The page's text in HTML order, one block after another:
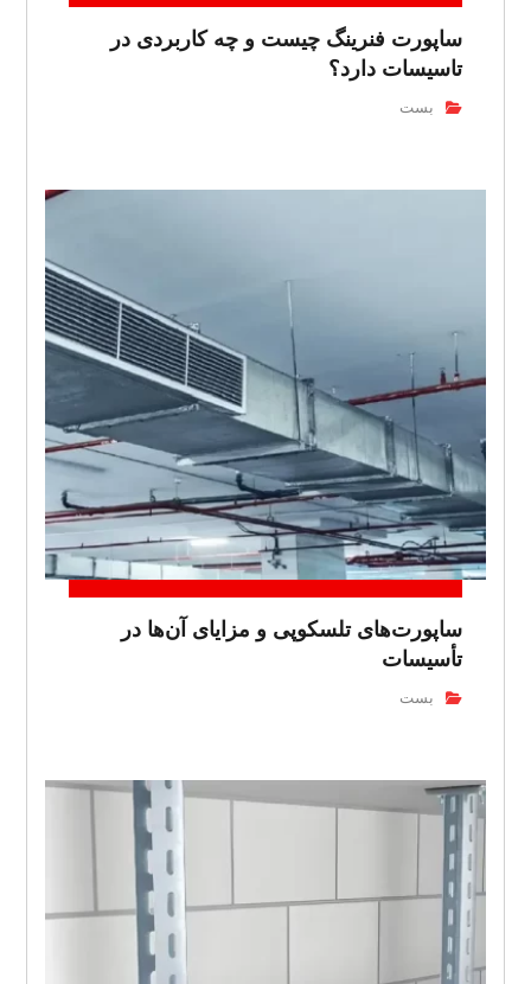
ساپورت فنرینگ چیست و چه کاربردی در
تاسیسات دارد؟
بست
ساپورت‌های تلسکوپی و مزایای آن‌ها در
تأسیسات
بست